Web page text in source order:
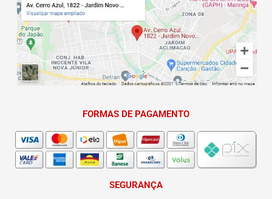
FORMAS DE PAGAMENTO
SEGURANÇA